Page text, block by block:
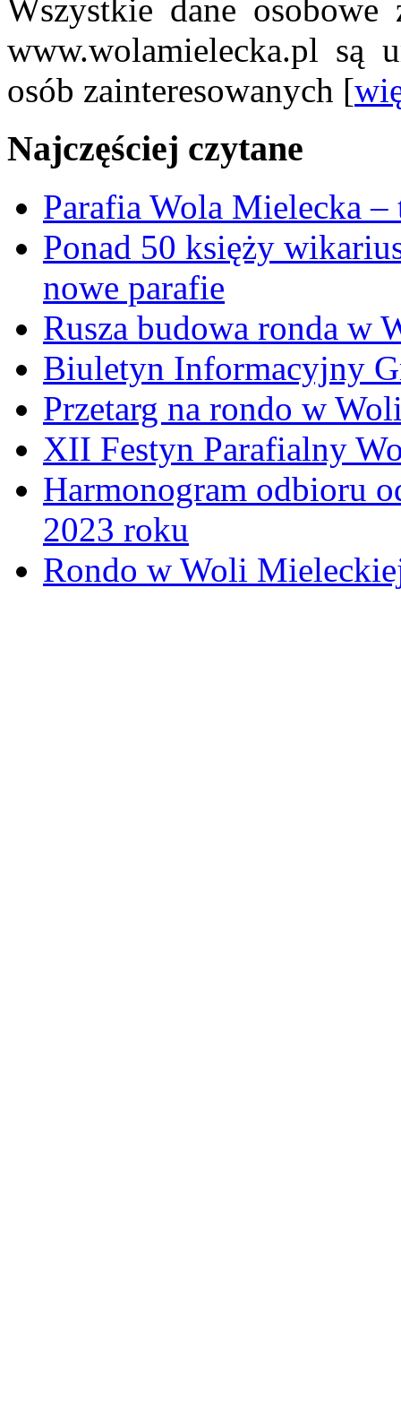
Wszystkie dane osobowe
www.wolamielecka.pl są
osób zainteresowanych [
Najczęściej czytane
Parafia Wola Mielecka
Ponad 50 księży
nowe parafie
Rusza budowa ronda w
Biuletyn Informacyjny
Przetarg na rondo w
XII Festyn Parafialny
Harmonogram odbioru
2023 roku
Rondo w Woli